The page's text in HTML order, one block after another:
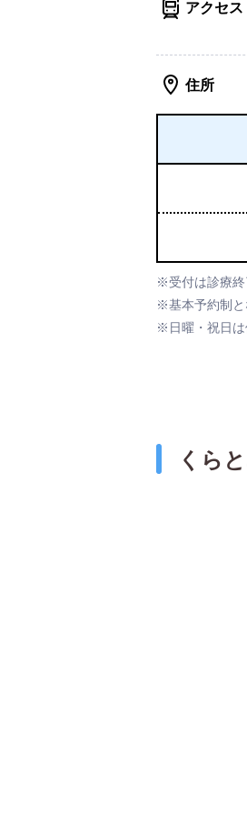
アクセス
住所
※受付は診療
※基本予約制
※日曜・祝日
くら